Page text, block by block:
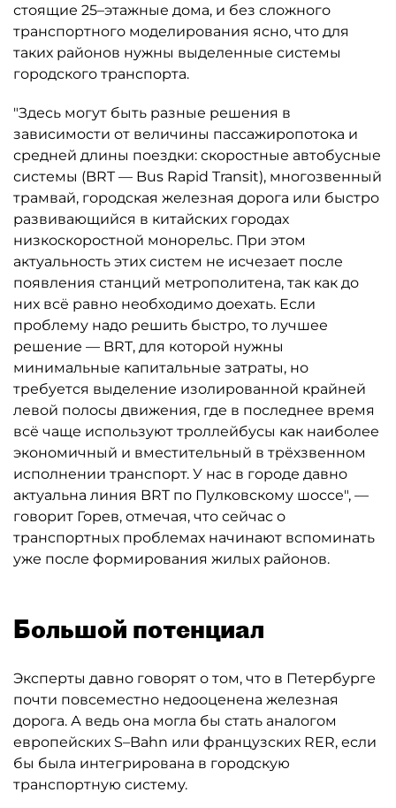
стоящие 25–этажные дома, и без сложного
транспортного моделирования ясно, что для
таких районов нужны выделенные системы
городского транспорта.
"Здесь могут быть разные решения в
зависимости от величины пассажиропотока и
средней длины поездки: скоростные автобусные
системы (BRT — Bus Rapid Transit), многозвенный
трамвай, городская железная дорога или быстро
развивающийся в китайских городах
низкоскоростной монорельс. При этом
актуальность этих систем не исчезает после
появления станций метрополитена, так как до
них всё равно необходимо доехать. Если
проблему надо решить быстро, то лучшее
решение — BRT, для которой нужны
минимальные капитальные затраты, но
требуется выделение изолированной крайней
левой полосы движения, где в последнее время
всё чаще используют троллейбусы как наиболее
экономичный и вместительный в трёхзвенном
исполнении транспорт. У нас в городе давно
актуальна линия BRT по Пулковскому шоссе", —
говорит Горев, отмечая, что сейчас о
транспортных проблемах начинают вспоминать
уже после формирования жилых районов.
Большой потенциал
Эксперты давно говорят о том, что в Петербурге
почти повсеместно недооценена железная
дорога. А ведь она могла бы стать аналогом
европейских S–Bahn или французских RER, если
бы была интегрирована в городскую
транспортную систему.